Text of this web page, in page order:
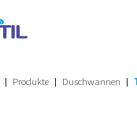
Produkte Duschwannen